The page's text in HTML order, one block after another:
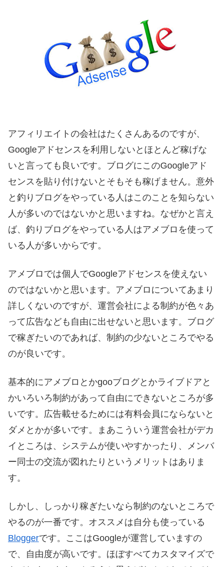
アフィリエイトの会社はたくさんあるのですが、
Googleアドセンスを利用しないとほとんど稼げな
いと言っても良いです。ブログにこのGoogleアド
センスを貼り付けないとそもそも稼げません。意外
と釣りブログをやっている人はこのことを知らない
人が多いのではないかと思いますね。なぜかと言え
ば、釣りブログをやっている人はアメブロを使って
いる人が多いからです。
アメブロでは個人でGoogleアドセンスを使えない
のではないかと思います。アメブロについてあまり
詳しくないのですが、運営会社による制約が色々あ
って広告なども自由に出せないと思います。ブログ
で稼ぎたいのであれば、制約の少ないところでやる
のが良いです。
基本的にアメブロとかgooブログとかライブドアと
かいろいろ制約があって自由にできないところが多
いです。広告載せるためには有料会員にならないと
ダメとかが多いです。まあこういう運営会社がデカ
イところは、システムが使いやすかったり、メンバ
ー同士の交流が図れたりというメリットはありま
す。
しかし、しっかり稼ぎたいなら制約のないところで
やるのが一番です。オススメは自分も使っている
Bloggerです。ここはGoogleが運営していますの
で、自由度が高いです。ほぼすべてカスタマイズで